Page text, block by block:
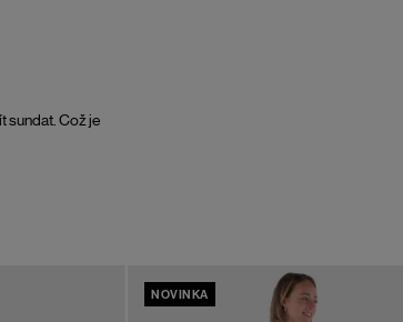
sundat. Což je
NOVINKA